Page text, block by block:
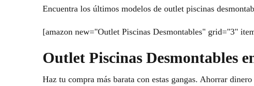
Encuentra los últimos modelos de outlet piscinas
[amazon new="Outlet Piscinas Desmontables" grid="3"
Outlet Piscinas Desmontables
Haz tu compra más barata con estas gangas. Ahorrar